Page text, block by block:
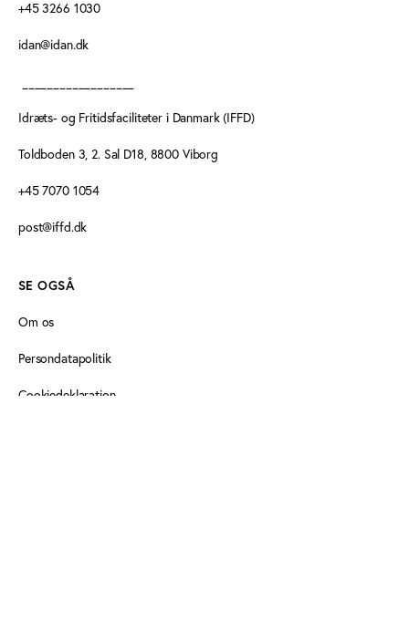
+45 3266 1030
idan@idan.dk
Idræts- og Fritidsfaciliteter i Danmark (IFFD)
Toldboden 3, 2. Sal D18, 8800 Viborg
+45 7070 1054
post@iffd.dk
SE OGSÅ
Om os
Persondatapolitik
Cookiedeklaration